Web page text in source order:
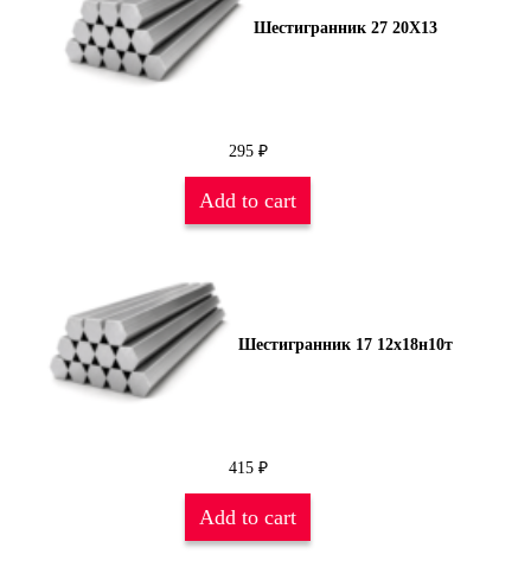
Шестигранник 27 20Х13
295 ₽
Add to cart
Шестигранник 17 12х18н10т
415 ₽
Add to cart